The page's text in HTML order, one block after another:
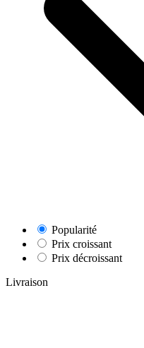
Popularité
Prix croissant
Prix décroissant
Livraison